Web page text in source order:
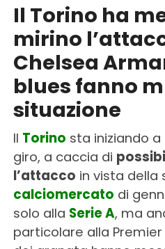
Il Torino ha
mirino
Chelsea
blues fanno
situazione
Il Torino sta iniziando
giro, a caccia di
l’attacco in vista della
calciomercato di
solo alla Serie A, ma
particolare alla